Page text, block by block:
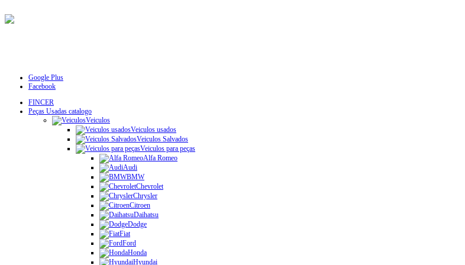
Google Plus
Facebook
FINCER
Peças Usadas catalogo
Veiculos
Veiculos usados
Veiculos Salvados
Veiculos para peças
Alfa Romeo
Audi
BMW
Chevrolet
Chrysler
Citroen
Daihatsu
Dodge
Fiat
Ford
Honda
Hyundai